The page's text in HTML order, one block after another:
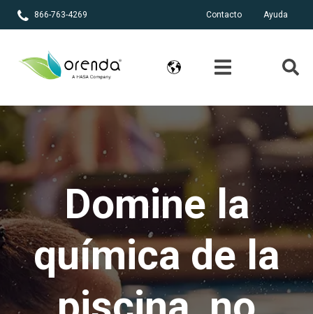
866-763-4269 Contacto Ayuda
Domine la
química de la